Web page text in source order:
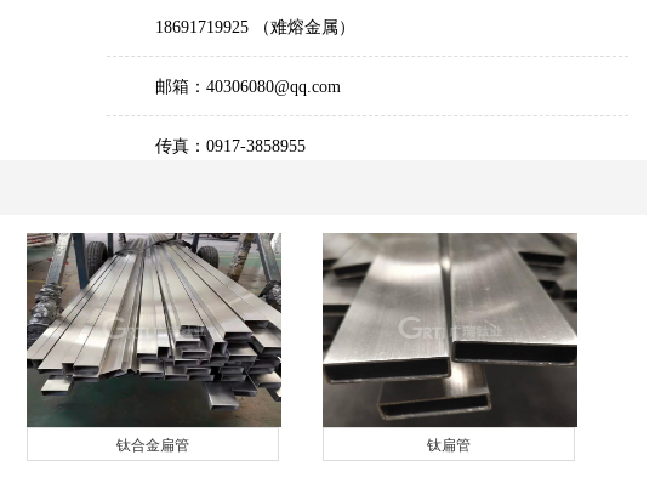
18691719925 （难熔金属）
邮箱：40306080@qq.com
传真：0917-3858955
钛合金扁管 钛扁管